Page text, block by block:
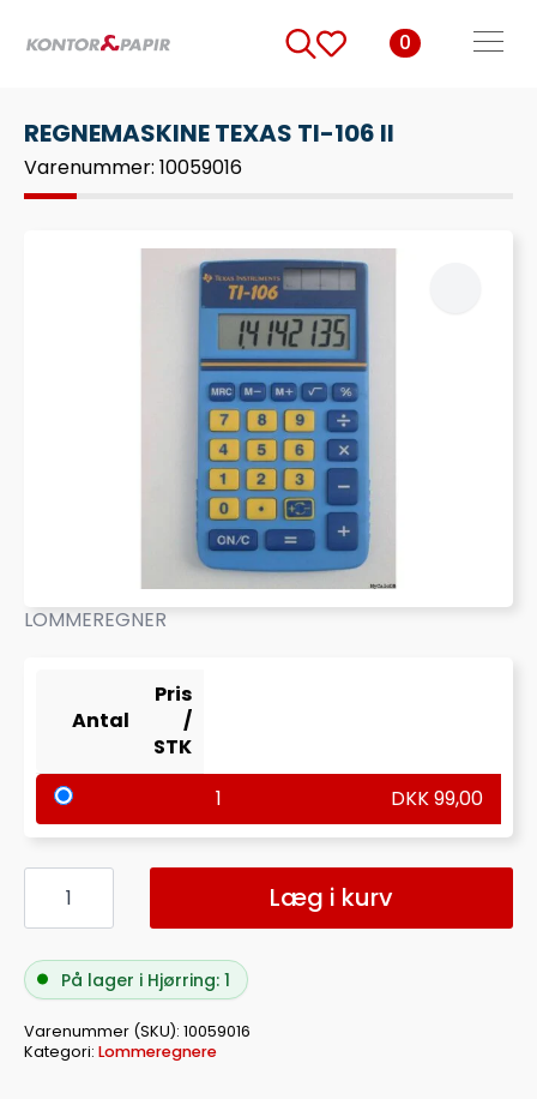
0
REGNEMASKINE TEXAS TI-106 II
Varenummer: 10059016
LOMMEREGNER
Antal
Pris
/
STK
1
DKK99,00
REGNEMASKINE
TEXAS
106
antal
Læg i kurv
På lager i Hjørring: 1
Varenummer (SKU): 10059016
Kategori: Lommeregnere